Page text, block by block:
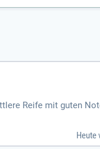
Reife mit guten
bringe strukturiertes,
und gestalte die
Heute